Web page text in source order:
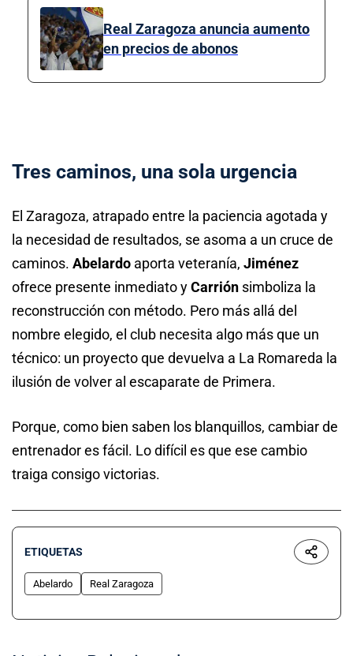
Real Zaragoza anuncia aumento
en precios de abonos
Tres caminos, una sola urgencia
El Zaragoza, atrapado entre la paciencia agotada y
la necesidad de resultados, se asoma a un cruce de
caminos. Abelardo aporta veteranía, Jiménez
ofrece presente inmediato yCarrión simboliza la
reconstrucción con método. Pero más allá del
nombre elegido, el club necesita algo más que un
técnico: un proyecto que devuelva a La Romareda la
ilusión de volver al escaparate de Primera.
Porque, como bien saben los blanquillos, cambiar de
entrenador es fácil. Lo difícil es que ese cambio
traiga consigo victorias.
ETIQUETAS
Abelardo Real Zaragoza